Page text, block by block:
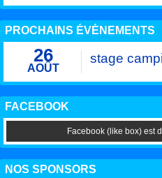
PROCHAINS ÉVÉNEMENTS
26
AOÛT
stage
FACEBOOK
Facebook (like box) est
NOS SPONSORS